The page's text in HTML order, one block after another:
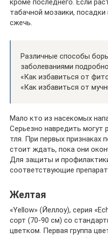
кроме последнего. Если
табачной мозаики,
сжечь.
Различные способы
заболеваниями
«Как избавиться от
«Как избавиться от
Мало кто из насекомых
Серьезно навредить могут
тля. При первых признаках
стоит ждать, пока они
Для защиты и
соответствующие
Желтая
«Yellow» (Йеллоу), серия
сорт (70-90 см) со
цветком. Первая группа